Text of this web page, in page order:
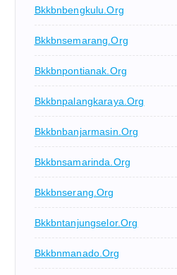
Bkkbnbengkulu.org
Bkkbnsemarang.org
Bkkbnpontianak.org
Bkkbnpalangkaraya.org
Bkkbnbanjarmasin.org
Bkkbnsamarinda.org
Bkkbnserang.org
Bkkbntanjungselor.org
Bkkbnmanado.org